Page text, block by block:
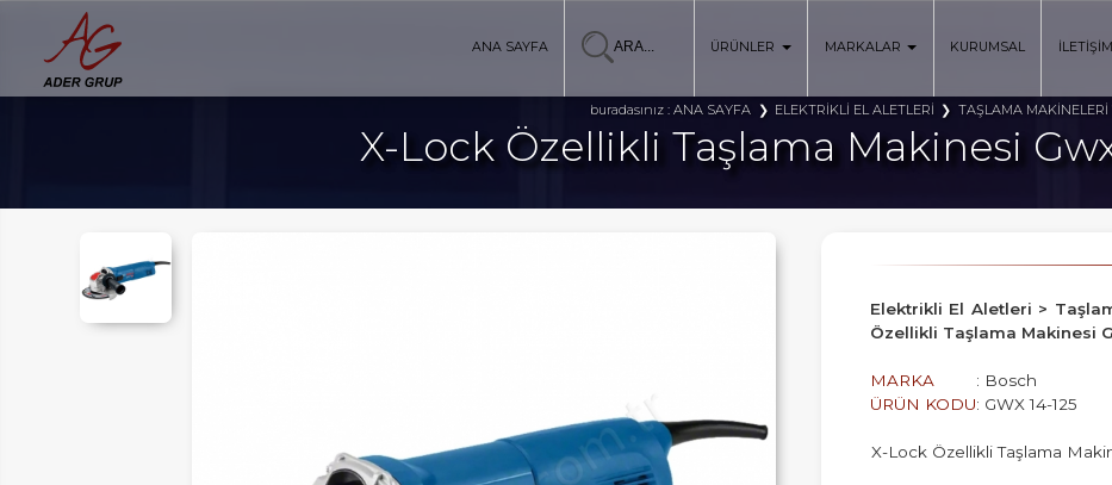
ANA SAYFA ÜRÜNLER MARKALAR KURUMSAL İLETİŞİM
buradasınız :ANA SAYFA ELEKTRİKLİ EL ALETLERİ TAŞLAMA MAKİNELERİ
X-Lock Özellikli Taşlama Makinesi Gwx
Elektrikli El Aletleri >
Özellikli Taşlama Makinesi
MARKA
: Bosch
ÜRÜN KODU: GWX 14-125
X-Lock Özellikli Taşlama